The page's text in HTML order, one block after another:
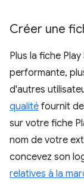
Créer une
Plus la fiche
performante,
d'autres
qualité fournit
sur votre fiche
nom de votre
concevez son
relatives à la